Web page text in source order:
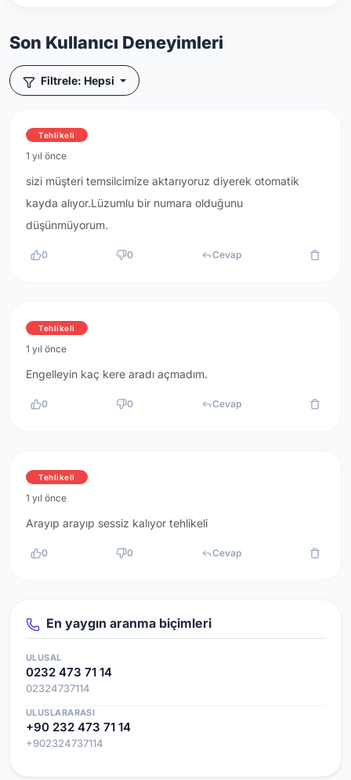
Son Kullanıcı Deneyimleri
Filtrele: Hepsi
Tehlikeli
1 yıl önce
sizi müşteri temsilcimize aktarıyoruz diyerek otomatik
kayda alıyor.Lüzumlu bir numara olduğunu
düşünmüyorum.
0 0 Cevap
Tehlikeli
1 yıl önce
Engelleyin kaç kere aradı açmadım.
0 0 Cevap
Tehlikeli
1 yıl önce
Arayıp arayıp sessiz kalıyor tehlikeli
0 0 Cevap
En yaygın aranma biçimleri
ULUSAL
0232 473 71 14
02324737114
ULUSLARARASI
+90 232 473 71 14
+902324737114